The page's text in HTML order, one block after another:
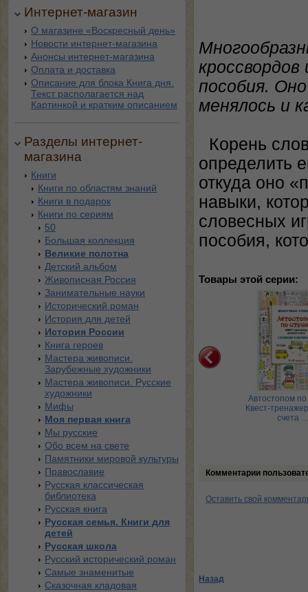
Интернет-магазин
О магазине «Воскресный день»
Новости интернет-магазина
Анонсы интернет-магазина
Оплата и доставка
Описание для блока Книга дня.
Текст располагается над
Картинкой и кратким описанием
Разделы интернет-
магазина
Книги
Книги по областям знаний
Книги в подарок
Книги по сериям
50
Большая коллекция
Великие полотна
Детский альбом
Живописная Россия
Занимательные науки
Исторический роман
История для детей
История России
Книга героев
Мастера живописи.
Зарубежные художники
Мастера живописи. Русские
художники
Мифы
Моя первая книга
Мы русские
Обо всем на свете
Памятники мировой культуры
Православие
Русская классическая
библиотека
Русская книга
Русская семья. Книги для
детей
Русская школа
Русский исторический роман
Самые знаменитые
Сказочная кладовая
пособия.
менялось и
Корень
определить
откуда оно
навыки,
словесных
пособия,
Товары этой серии:
с чередующимися
Книга своими
рукам …
Автостопом по
Квест-
счета
Комментарии
Оставить свой
Назад